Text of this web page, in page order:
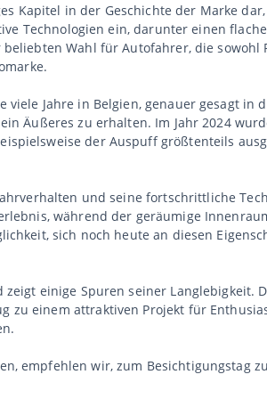
Kapitel in der Geschichte der Marke
Technologien ein, darunter einen
Wahl für Autofahrer, die
viele Jahre in Belgien, genauer gesagt
Äußeres zu erhalten. Im Jahr 2024
der Auspuff größtenteils
und seine fortschrittliche
während der geräumige
sich noch heute an diesen
einige Spuren seiner Langlebigkeit.
zu einem attraktiven Projekt für
empfehlen wir, zum Besichtigungstag